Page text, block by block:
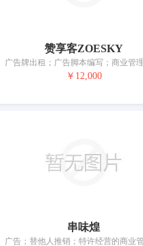
赞享客ZOESKY
￥12,000
串味煌